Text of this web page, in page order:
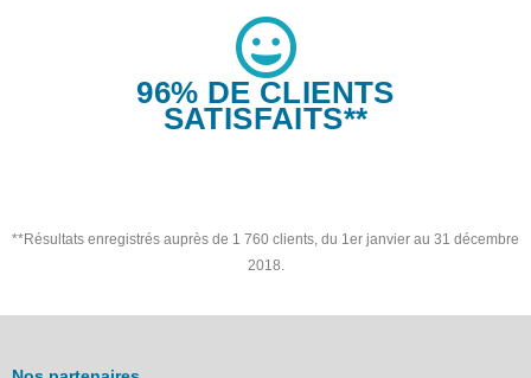
96% DE CLIENTS
SATISFAITS**
**Résultats enregistrés auprès de 1 760 clients, du 1er janvier au 31 décembre
2018.